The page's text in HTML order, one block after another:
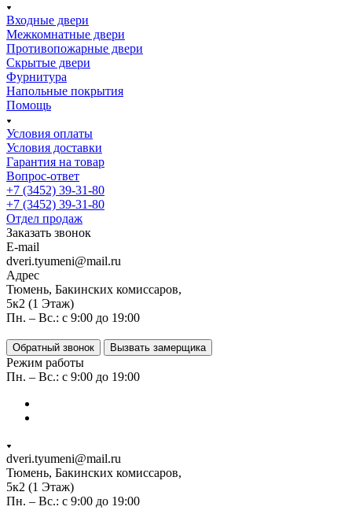
Входные двери
Межкомнатные двери
Противопожарные двери
Скрытые двери
Фурнитура
Напольные покрытия
Помощь
Условия оплаты
Условия доставки
Гарантия на товар
Вопрос-ответ
+7 (3452) 39-31-80
+7 (3452) 39-31-80
Отдел продаж
Заказать звонок
E-mail
dveri.tyumeni@mail.ru
Адрес
Тюмень, Бакинских комиссаров,
5к2 (1 Этаж)
Пн. – Вс.: с 9:00 до 19:00
Обратный звонок Вызвать замерщика
Режим работы
Пн. – Вс.: с 9:00 до 19:00
dveri.tyumeni@mail.ru
Тюмень, Бакинских комиссаров,
5к2 (1 Этаж)
Пн. – Вс.: с 9:00 до 19:00